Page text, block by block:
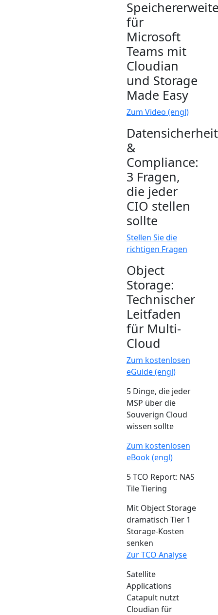
für
Microsoft
Teams mit
Cloudian
und Storage
Made Easy
Zum Video (engl)
Datensicherheit
&
Compliance:
3 Fragen,
die jeder
CIO stellen
sollte
Stellen Sie die
richtigen Fragen
Object
Storage:
Technischer
Leitfaden
für Multi-
Cloud
Zum kostenlosen
eGuide (engl)
5 Dinge, die jeder
MSP über die
Souverign Cloud
wissen sollte
Zum kostenlosen
eBook (engl)
5 TCO Report: NAS
Tile Tiering
Mit Object Storage
dramatisch Tier 1
Storage-Kosten
senken
Zur TCO Analyse
Satellite
Applications
Catapult nutzt
Cloudian für